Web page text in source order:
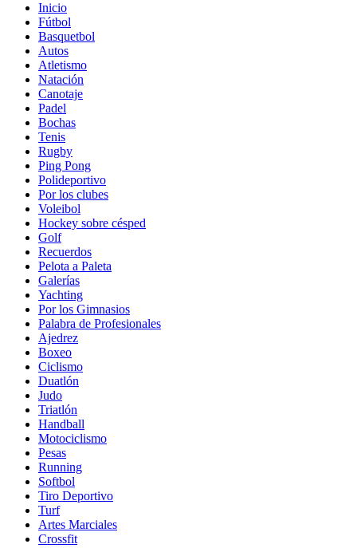
Inicio
Fútbol
Basquetbol
Autos
Atletismo
Natación
Canotaje
Padel
Bochas
Tenis
Rugby
Ping Pong
Polideportivo
Por los clubes
Voleibol
Hockey sobre césped
Golf
Recuerdos
Pelota a Paleta
Galerías
Yachting
Por los Gimnasios
Palabra de Profesionales
Ajedrez
Boxeo
Ciclismo
Duatlón
Judo
Triatlón
Handball
Motociclismo
Pesas
Running
Softbol
Tiro Deportivo
Turf
Artes Marciales
Crossfit